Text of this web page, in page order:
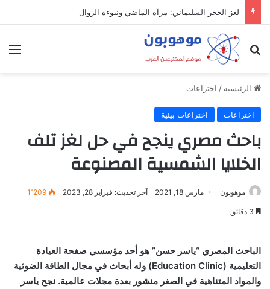
لغز الحجر السليماني: مرآة الماضي ونبوءة الزوال
بحث عن
الرئيسية / اختراعات
اختراعات اختراعات بيئية
باحث مصري ينجح في حل لغز تلف
الخلايا الشمسية المصنوعة
موهوبون مارس 18, 2021 آخر تحديث: فبراير 28, 2023 1٬209
الباحث المصري “ياسر حسن” هو أحد مؤسسي صفحة العيادة
التعليمية (Education Clinic) وله أبحاث في مجال الطاقة الضوئية
والمواد المتناهية في الصغر منشور بعدة مجلات عالمية. نجح ياسر